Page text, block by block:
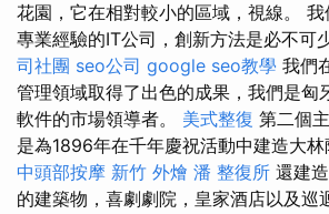
花園，它在相對較小的區域，視線。
專業經驗的IT公司，創新方法是必不可
司社團 seo公司 google seo教學 我們
管理領域取得了出色的成果，我們是匈
軟件的市場領導者。 美式整復 第二個
是為1896年在千年慶祝活動中建造大林
中頭部按摩 新竹 外燴 潘 整復所 還建
的建築物，喜劇劇院，皇家酒店以及巡